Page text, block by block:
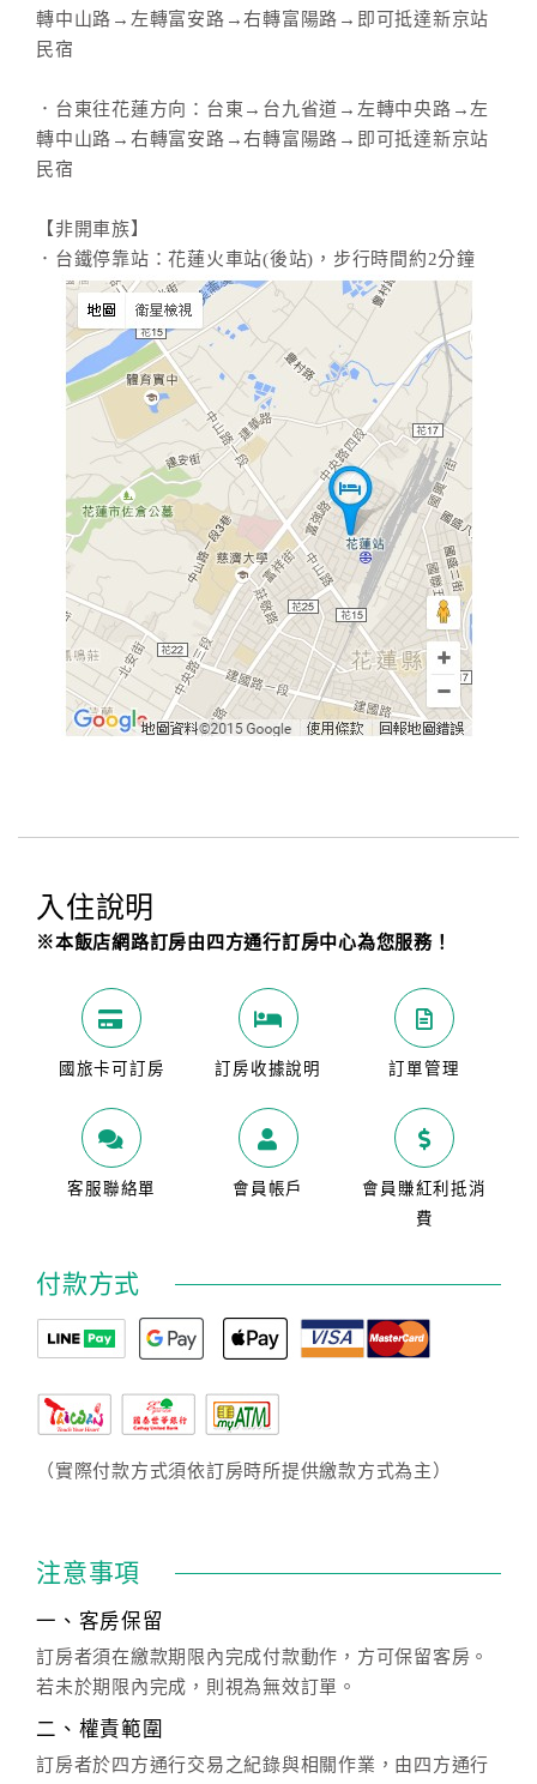
轉中山路→左轉富安路→右轉富陽路→即可抵達新京站
民宿
．台東往花蓮方向：台東→台九省道→左轉中央路→左
轉中山路→右轉富安路→右轉富陽路→即可抵達新京站
民宿
【非開車族】
．台鐵停靠站：花蓮火車站(後站)，步行時間約2分鐘
入住說明
※本飯店網路訂房由四方通行訂房中心為您服務！
國旅卡可訂房 訂房收據說明 訂單管理
客服聯絡單 會員帳戶
會員賺紅利抵消
費
付款方式
（實際付款方式須依訂房時所提供繳款方式為主）
注意事項
一、客房保留
訂房者須在繳款期限內完成付款動作，方可保留客房。
若未於期限內完成，則視為無效訂單。
二、權責範圍
訂房者於四方通行交易之紀錄與相關作業，由四方通行